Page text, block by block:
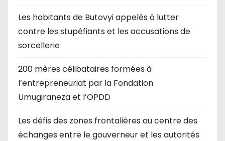
Les habitants de Butovyi appelés à lutter
contre les stupéfiants et les accusations de
sorcellerie
200 mères célibataires formées à
l’entrepreneuriat par la Fondation
Umugiraneza et l’OPDD
Les défis des zones frontalières au centre des
échanges entre le gouverneur et les autorités